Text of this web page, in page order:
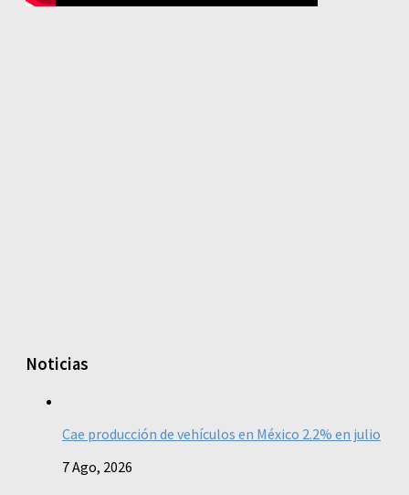
Noticias
Cae producción de vehículos en México 2.2% en julio
7 Ago, 2026